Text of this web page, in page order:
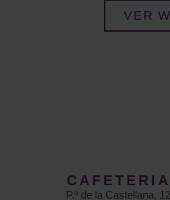
VER
P.º de la Castellana,